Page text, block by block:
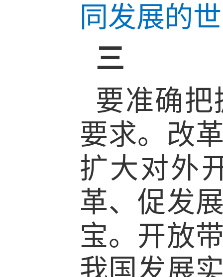
同发展的
三
要准确
要求。改
扩大对外
革、促发
宝。开放
我国发展